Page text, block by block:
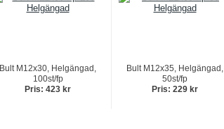
Bult M12x30, Helgängad,
100st/fp
Pris: 423 kr
Bult M12x35, Helgängad,
50st/fp
Pris: 229 kr